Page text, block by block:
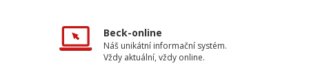
Beck-online
Náš unikátní informační systém.
Vždy aktuální, vždy online.